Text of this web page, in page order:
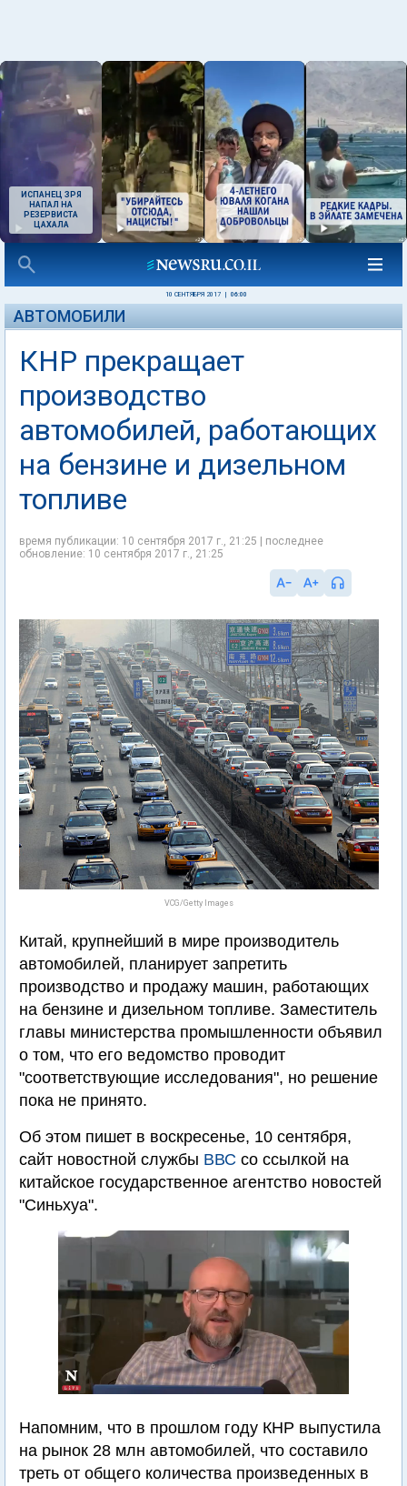
ИСПАНЕЦ ЗРЯ
НАПАЛ НА
РЕЗЕРВИСТА
ЦАХАЛА
10 СЕНТЯБРЯ 2017 06:00
АВТОМОБИЛИ
КНР прекращает
производство
автомобилей, работающих
на бензине и дизельном
топливе
время публикации: 10 сентября 2017 г., 21:25 | последнее
обновление: 10 сентября 2017 г., 21:25
VCG/Getty Images
Китай, крупнейший в мире производитель
автомобилей, планирует запретить
производство и продажу машин, работающих
на бензине и дизельном топливе. Заместитель
главы министерства промышленности объявил
о том, что его ведомство проводит
"соответствующие исследования", но решение
пока не принято.
Об этом пишет в воскресенье, 10 сентября,
сайт новостной службы ВВС со ссылкой на
китайское государственное агентство новостей
"Синьхуа".
Напомним, что в прошлом году КНР выпустила
на рынок 28 млн автомобилей, что составило
треть от общего количества произведенных в